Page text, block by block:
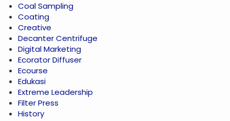
Coal Sampling
Coating
Creative
Decanter Centrifuge
Digital Marketing
Ecorator Diffuser
Ecourse
Edukasi
Extreme Leadership
Filter Press
History